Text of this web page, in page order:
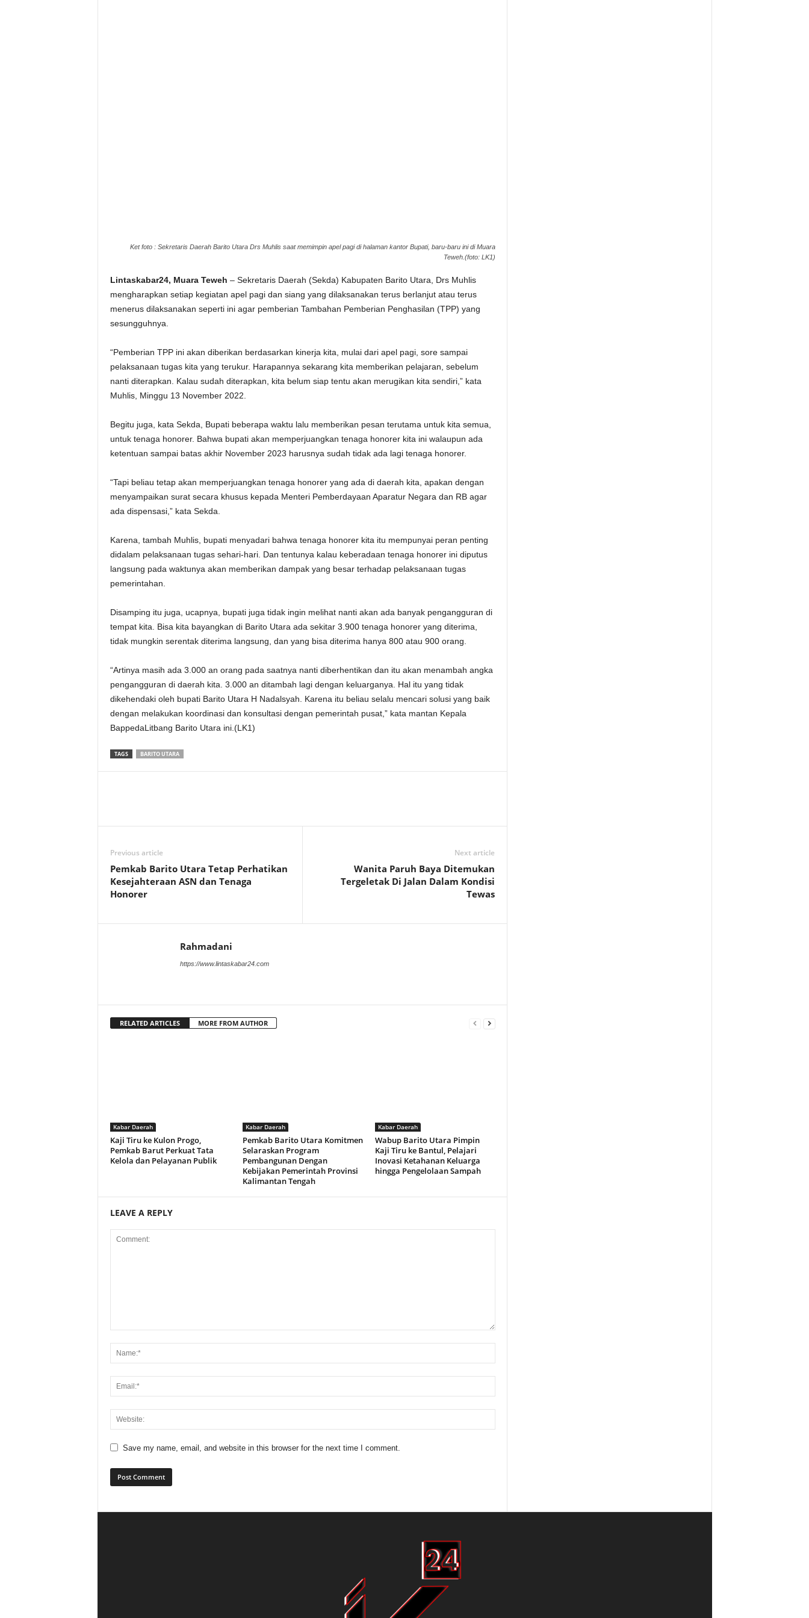
Ket foto : Sekretaris Daerah Barito Utara Drs Muhlis saat memimpin apel pagi di halaman kantor Bupati, baru-baru ini di Muara
Teweh.(foto: LK1)
Lintaskabar24, Muara Teweh – Sekretaris Daerah (Sekda) Kabupaten Barito Utara, Drs Muhlis
mengharapkan setiap kegiatan apel pagi dan siang yang dilaksanakan terus berlanjut atau terus
menerus dilaksanakan seperti ini agar pemberian Tambahan Pemberian Penghasilan (TPP) yang
sesungguhnya.
“Pemberian TPP ini akan diberikan berdasarkan kinerja kita, mulai dari apel pagi, sore sampai
pelaksanaan tugas kita yang terukur. Harapannya sekarang kita memberikan pelajaran, sebelum
nanti diterapkan. Kalau sudah diterapkan, kita belum siap tentu akan merugikan kita sendiri,” kata
Muhlis, Minggu 13 November 2022.
Begitu juga, kata Sekda, Bupati beberapa waktu lalu memberikan pesan terutama untuk kita semua,
untuk tenaga honorer. Bahwa bupati akan memperjuangkan tenaga honorer kita ini walaupun ada
ketentuan sampai batas akhir November 2023 harusnya sudah tidak ada lagi tenaga honorer.
“Tapi beliau tetap akan memperjuangkan tenaga honorer yang ada di daerah kita, apakan dengan
menyampaikan surat secara khusus kepada Menteri Pemberdayaan Aparatur Negara dan RB agar
ada dispensasi,” kata Sekda.
Karena, tambah Muhlis, bupati menyadari bahwa tenaga honorer kita itu mempunyai peran penting
didalam pelaksanaan tugas sehari-hari. Dan tentunya kalau keberadaan tenaga honorer ini diputus
langsung pada waktunya akan memberikan dampak yang besar terhadap pelaksanaan tugas
pemerintahan.
Disamping itu juga, ucapnya, bupati juga tidak ingin melihat nanti akan ada banyak pengangguran di
tempat kita. Bisa kita bayangkan di Barito Utara ada sekitar 3.900 tenaga honorer yang diterima,
tidak mungkin serentak diterima langsung, dan yang bisa diterima hanya 800 atau 900 orang.
“Artinya masih ada 3.000 an orang pada saatnya nanti diberhentikan dan itu akan menambah angka
pengangguran di daerah kita. 3.000 an ditambah lagi dengan keluarganya. Hal itu yang tidak
dikehendaki oleh bupati Barito Utara H Nadalsyah. Karena itu beliau selalu mencari solusi yang baik
dengan melakukan koordinasi dan konsultasi dengan pemerintah pusat,” kata mantan Kepala
BappedaLitbang Barito Utara ini.(LK1)
TAGS BARITO UTARA
Previous article
Pemkab Barito Utara Tetap Perhatikan
Kesejahteraan ASN dan Tenaga
Honorer
Next article
Wanita Paruh Baya Ditemukan
Tergeletak Di Jalan Dalam Kondisi
Tewas
Rahmadani
https://www.lintaskabar24.com
RELATED ARTICLES MORE FROM AUTHOR
Kabar Daerah
Kaji Tiru ke Kulon Progo,
Pemkab Barut Perkuat Tata
Kelola dan Pelayanan Publik
Kabar Daerah
Pemkab Barito Utara Komitmen
Selaraskan Program
Pembangunan Dengan
Kebijakan Pemerintah Provinsi
Kalimantan Tengah
Kabar Daerah
Wabup Barito Utara Pimpin
Kaji Tiru ke Bantul, Pelajari
Inovasi Ketahanan Keluarga
hingga Pengelolaan Sampah
LEAVE A REPLY
Save my name, email, and website in this browser for the next time I comment.